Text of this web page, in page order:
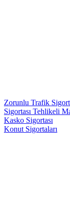
Zorunlu Trafik
Sigortası Tehlikeli
Kasko Sigortası
Konut Sigortaları